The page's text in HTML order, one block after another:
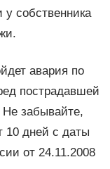
у собственника
авария по
пострадавшей
Не забывайте,
10 дней с даты
от 24.11.2008